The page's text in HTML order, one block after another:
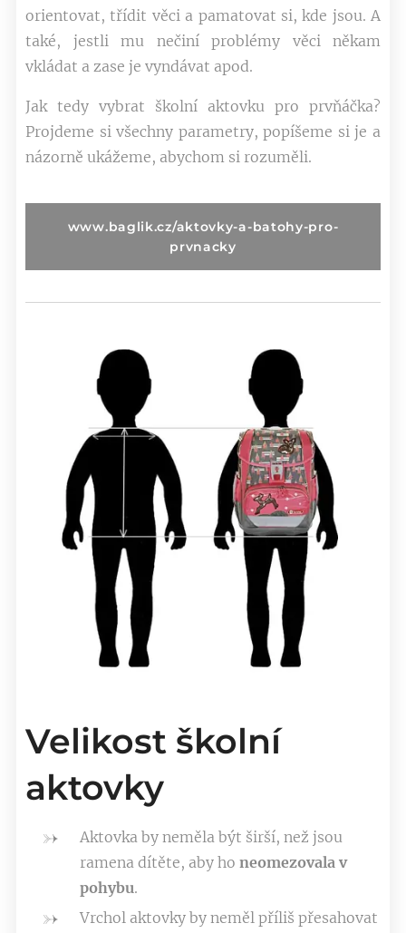
orientovat, třídit věci a pamatovat si, kde jsou. A
také, jestli mu nečiní problémy věci někam
vkládat a zase je vyndávat apod.
Jak tedy vybrat školní aktovku pro prvňáčka?
Projdeme si všechny parametry, popíšeme si je a
názorně ukážeme, abychom si rozuměli.
www.baglik.cz/aktovky-a-batohy-pro-
prvnacky
Velikost školní
aktovky
Aktovka by neměla být širší, než jsou
ramena dítěte, aby ho neomezovala v
pohybu.
Vrchol aktovky by neměl příliš přesahovat